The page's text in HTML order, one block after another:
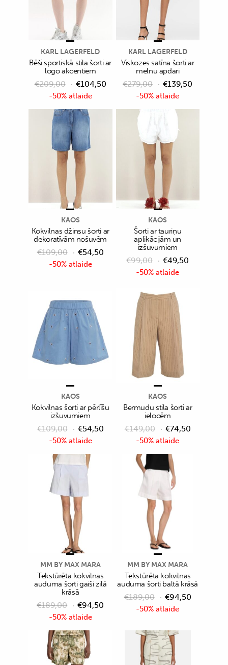
-50% atlaide
KARL LAGERFELD
Bēši sportiskā stila šorti ar
logo akcentiem
€209,00 €104,50
-50% atlaide
KARL LAGERFELD
Viskozes satīna šorti ar
melnu apdari
€279,00 €139,50
-50% atlaide
KAOS
Kokvilnas džinsu šorti ar
dekoratīvām nošuvēm
€109,00 €54,50
-50% atlaide
KAOS
Šorti ar tauriņu
aplikācijām un
izšuvumiem
€99,00 €49,50
-50% atlaide
KAOS
Kokvilnas šorti ar pērlīšu
izšuvumiem
€109,00 €54,50
-50% atlaide
KAOS
Bermudu stila šorti ar
ielocēm
€149,00 €74,50
-50% atlaide
MM BY MAX MARA
Tekstūrēta kokvilnas
auduma šorti gaiši zilā
krāsā
€189,00 €94,50 -50% atlaide
MM BY MAX MARA
Tekstūrēta kokvilnas
auduma šorti baltā krāsā
€189,00 €94,50